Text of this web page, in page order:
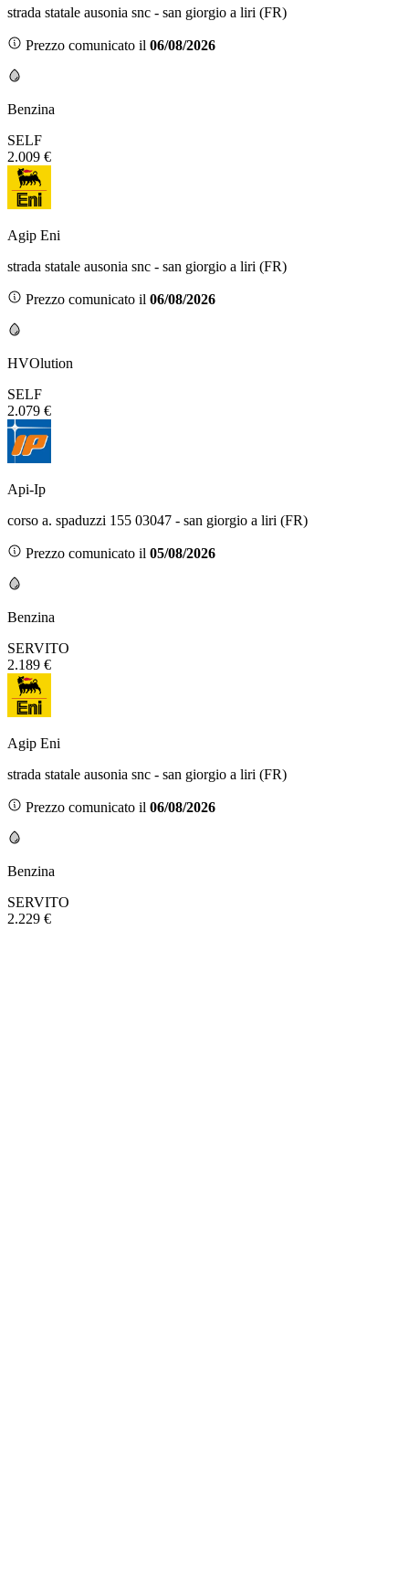
strada statale ausonia snc - san giorgio a liri (FR)
Prezzo comunicato il 06/08/2026
Benzina
SELF
2.009 €
Agip Eni
strada statale ausonia snc - san giorgio a liri (FR)
Prezzo comunicato il 06/08/2026
HVOlution
SELF
2.079 €
Api-Ip
corso a. spaduzzi 155 03047 - san giorgio a liri (FR)
Prezzo comunicato il 05/08/2026
Benzina
SERVITO
2.189 €
Agip Eni
strada statale ausonia snc - san giorgio a liri (FR)
Prezzo comunicato il 06/08/2026
Benzina
SERVITO
2.229 €